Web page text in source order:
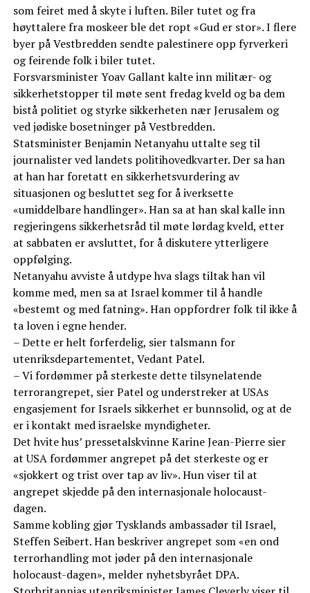
som feiret med å skyte i luften. Biler tutet og fra
høyttalere fra moskeer ble det ropt «Gud er stor». I flere
byer på Vestbredden sendte palestinere opp fyrverkeri
og feirende folk i biler tutet.
Forsvarsminister Yoav Gallant kalte inn militær- og
sikkerhetstopper til møte sent fredag kveld og ba dem
bistå politiet og styrke sikkerheten nær Jerusalem og
ved jødiske bosetninger på Vestbredden.
Statsminister Benjamin Netanyahu uttalte seg til
journalister ved landets politihovedkvarter. Der sa han
at han har foretatt en sikkerhetsvurdering av
situasjonen og besluttet seg for å iverksette
«umiddelbare handlinger». Han sa at han skal kalle inn
regjeringens sikkerhetsråd til møte lørdag kveld, etter
at sabbaten er avsluttet, for å diskutere ytterligere
oppfølging.
Netanyahu avviste å utdype hva slags tiltak han vil
komme med, men sa at Israel kommer til å handle
«bestemt og med fatning». Han oppfordrer folk til ikke å
ta loven i egne hender.
– Dette er helt forferdelig, sier talsmann for
utenriksdepartementet, Vedant Patel.
– Vi fordømmer på sterkeste dette tilsynelatende
terrorangrepet, sier Patel og understreker at USAs
engasjement for Israels sikkerhet er bunnsolid, og at de
er i kontakt med israelske myndigheter.
Det hvite hus’ pressetalskvinne Karine Jean-Pierre sier
at USA fordømmer angrepet på det sterkeste og er
«sjokkert og trist over tap av liv». Hun viser til at
angrepet skjedde på den internasjonale holocaust-
dagen.
Samme kobling gjør Tysklands ambassadør til Israel,
Steffen Seibert. Han beskriver angrepet som «en ond
terrorhandling mot jøder på den internasjonale
holocaust-dagen», melder nyhetsbyrået DPA.